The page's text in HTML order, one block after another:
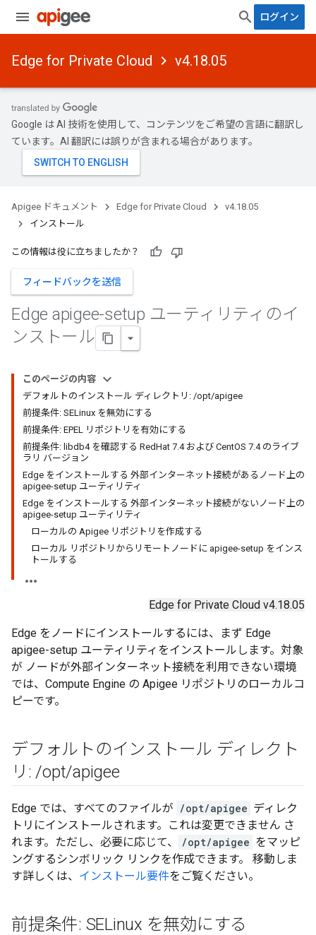
ログイン
Edge for Private Cloud v4.18.05
Google は AI 技術を使用して、コンテンツをご希望の言語に翻訳し
ています。AI 翻訳には誤りが含まれる場合があります。
Apigee ドキュメント Edge for Private Cloud
v4.18.05
インストール
この情報は役に立ちましたか？
フィードバックを送信
Edge apigee-setup ユーティリティのイ
ンストール
このページの内容
デフォルトのインストール ディレクトリ: /opt/apigee
前提条件: SELinux を無効にする
前提条件: EPEL リポジトリを有効にする
前提条件: libdb4 を確認する RedHat 7.4 および CentOS 7.4 のライブ
ラリ バージョン
Edge をインストールする 外部インターネット接続があるノード上の
apigee-setup ユーティリティ
Edge をインストールする 外部インターネット接続がないノード上の
apigee-setup ユーティリティ
ローカルの Apigee リポジトリを作成する
ローカル リポジトリからリモートノードに apigee-setup をインス
トールする
Edge for Private Cloud v4.18.05
Edge をノードにインストールするには、まず Edge
apigee-setup ユーティリティをインストールします。対象
が ノードが外部インターネット接続を利用できない環境
では、Compute Engine の Apigee リポジトリのローカルコ
ピーです。
デフォルトのインストール ディレクト
リ: /opt/apigee
Edge では、すべてのファイルが /opt/apigee ディレク
トリにインストールされます。これは変更できません さ
れます。ただし、必要に応じて、
/opt/apigee をマッピ
ングするシンボリック リンクを作成できます。 移動しま
す詳しくは、 インストール要件をご覧ください。
前提条件: SELinux を無効にする